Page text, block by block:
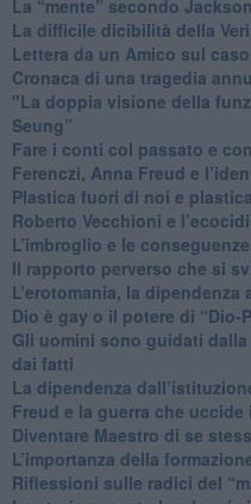
​La “mente” secondo
La difficile dicibilità della
​Lettera da un Amico sul
​Cronaca di una tragedia
"​La doppia visione della
Seung”
​Fare i conti col passato e
​Ferenczi, Anna Freud e
Plastica fuori di noi e
​Roberto Vecchioni e
​L’imbroglio e le
​Il rapporto perverso che si
L’erotomania, la
​Dio è gay o il potere di “Dio-
​Gli uomini sono guidati
dai fatti
La dipendenza
​Freud e la guerra che uccide
​Diventare Maestro di se
L’importanza della
Riflessioni sulle radici del